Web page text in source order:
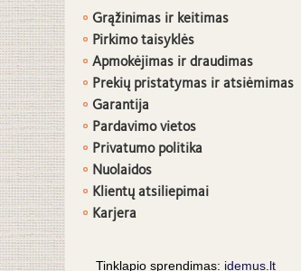
Grąžinimas ir keitimas
Pirkimo taisyklės
Apmokėjimas ir draudimas
Prekių pristatymas ir atsiėmimas
Garantija
Pardavimo vietos
Privatumo politika
Nuolaidos
Klientų atsiliepimai
Karjera
Tinklapio sprendimas: idemus.lt